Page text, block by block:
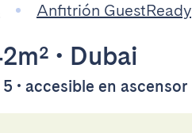
Anfitrión GuestReady
• Dubai
• accesible en ascensor